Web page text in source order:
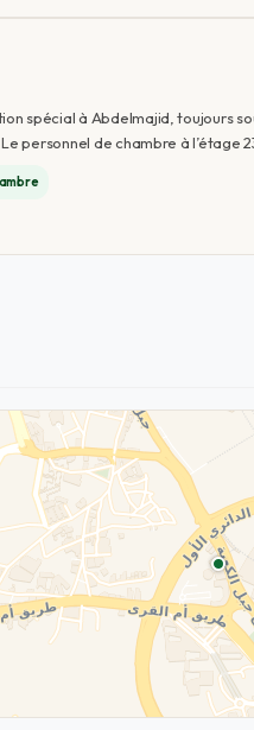
spécial à Abdelmajid, toujours
personnel de chambre à l’étage